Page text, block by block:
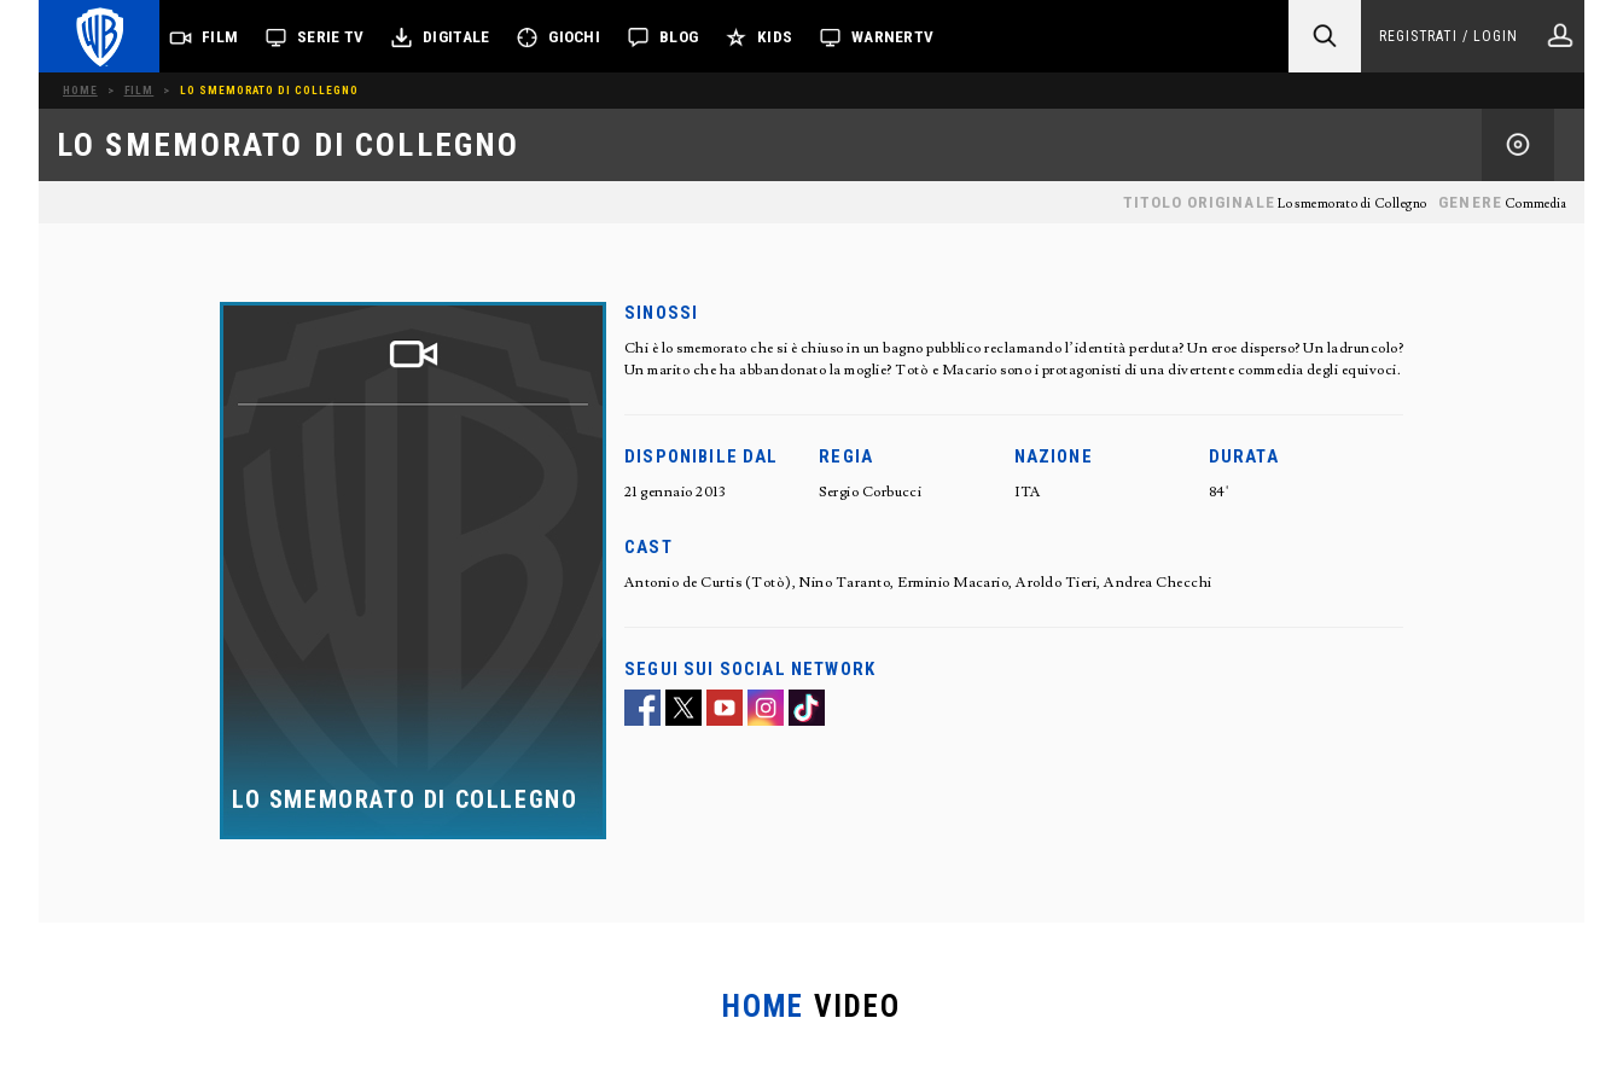
FILM SERIE TV DIGITALE GIOCHI BLOG KIDS WARNERTV REGISTRATI / LOGIN
HOME > FILM > LO SMEMORATO DI COLLEGNO
LO SMEMORATO DI COLLEGNO
GENERE Commedia
TITOLO ORIGINALE Lo smemorato di Collegno
LO SMEMORATO DI COLLEGNO
SINOSSI
Chi è lo smemorato che si è chiuso in un bagno pubblico reclamando l’identità perduta? Un eroe disperso? Un ladruncolo?
Un marito che ha abbandonato la moglie? Totò e Macario sono i protagonisti di una divertente commedia degli equivoci.
DISPONIBILE DAL
21 gennaio 2013
REGIA
Sergio Corbucci
NAZIONE
ITA
DURATA
84'
CAST
Antonio de Curtis (Totò), Nino Taranto, Erminio Macario, Aroldo Tieri, Andrea Checchi
SEGUI SUI SOCIAL NETWORK
HOME VIDEO